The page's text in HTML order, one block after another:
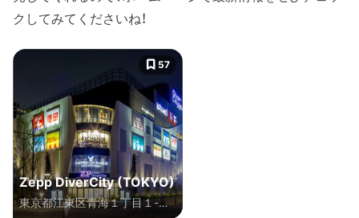
クしてみてくださいね！
Zepp DiverCity (TOKYO)
東京都江東区青海１丁目１-１
57